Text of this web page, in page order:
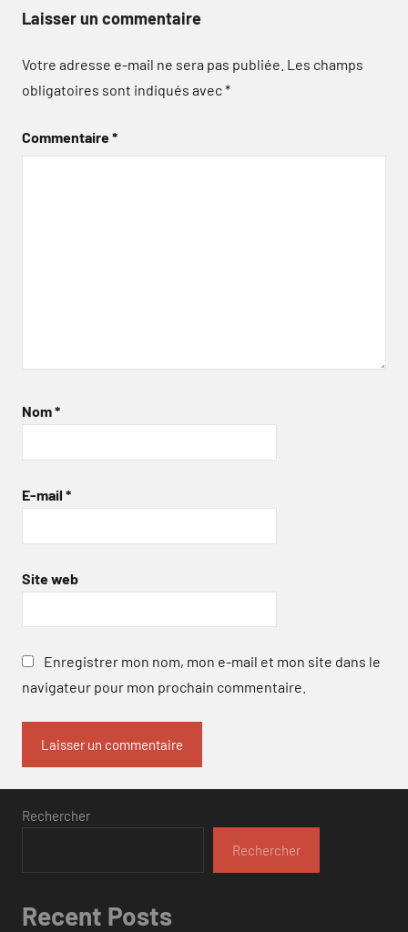
Laisser un commentaire
Votre adresse e-mail ne sera pas publiée. Les champs
obligatoires sont indiqués avec*
Commentaire*
Nom*
E-mail *
Site web
Enregistrer mon nom, mon e-mail et mon site dans le
navigateur pour mon prochain commentaire.
Rechercher
Rechercher
Recent Posts